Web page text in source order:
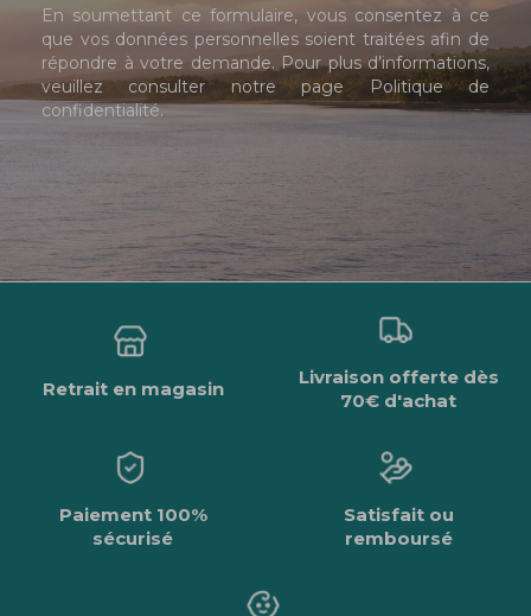
En soumettant ce formulaire, vous consentez à ce
que vos données personnelles soient traitées afin de
répondre à votre demande. Pour plus d’informations,
veuillez consulter notre page Politique de
confidentialité.
Retrait en magasin
Livraison offerte dès
70€ d'achat
Paiement 100%
sécurisé
Satisfait ou
remboursé